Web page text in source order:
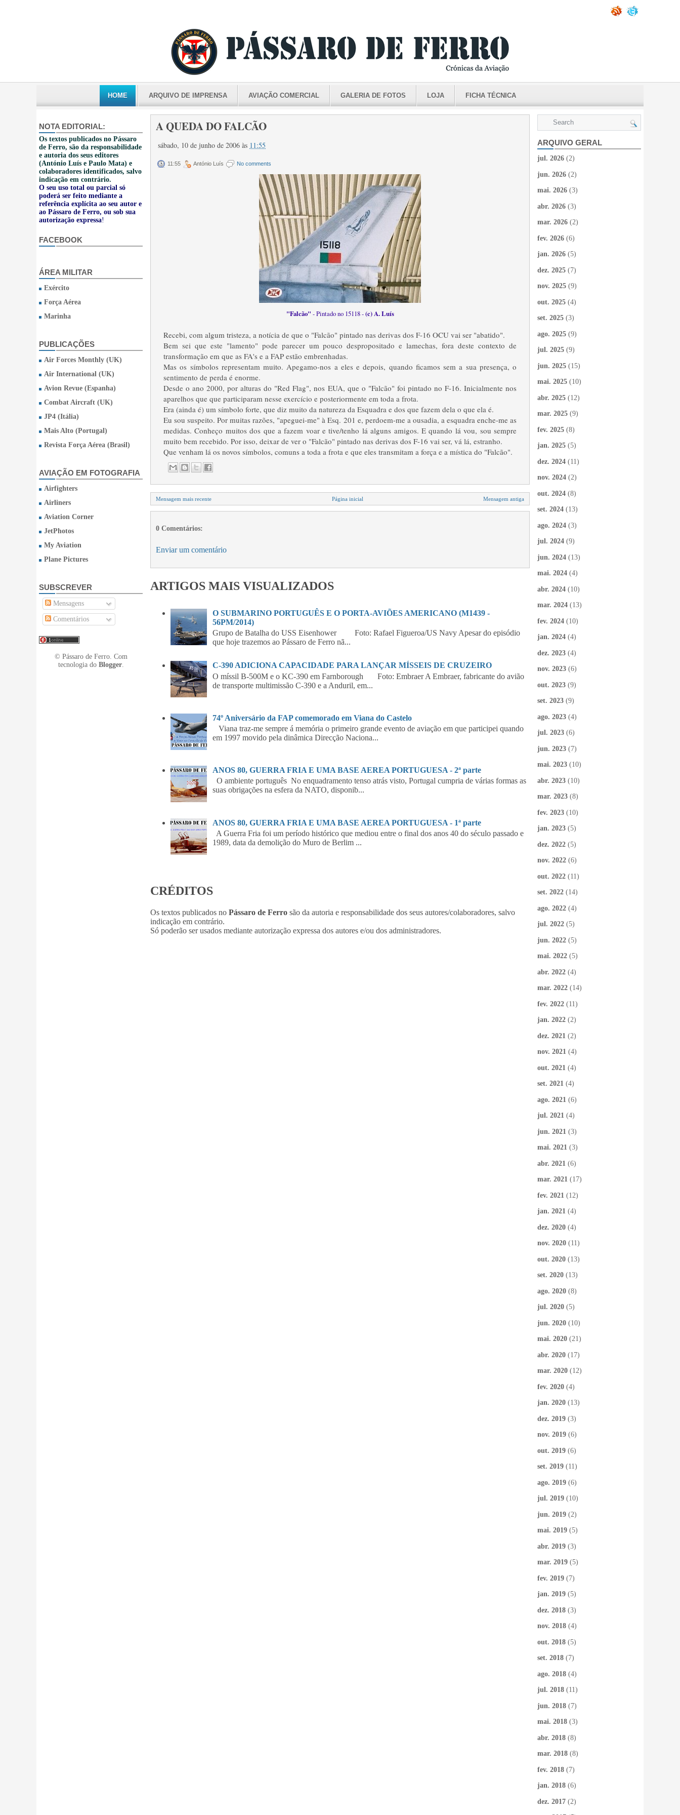
HOME ARQUIVO DE IMPRENSA AVIAÇÃO COMERCIAL GALERIA DE FOTOS LOJA FICHA TÉCNICA
NOTA EDITORIAL:
Os textos publicados no Pássaro
de Ferro, são da responsabilidade
e autoria dos seus editores
(António Luís e Paulo Mata) e
colaboradores identificados, salvo
indicação em contrário.
O seu uso total ou parcial só
poderá ser feito mediante a
referência explícita ao seu autor e
ao Pássaro de Ferro, ou sob sua
autorização expressa!
FACEBOOK
ÁREA MILITAR
Exército
Força Aérea
Marinha
PUBLICAÇÕES
Air Forces Monthly (UK)
Air International (UK)
Avion Revue (Espanha)
Combat Aircraft (UK)
JP4 (Itália)
Mais Alto (Portugal)
Revista Força Aérea (Brasil)
AVIAÇÃO EM FOTOGRAFIA
Airfighters
Airliners
Aviation Corner
JetPhotos
My Aviation
Plane Pictures
SUBSCREVER
Mensagens
Comentários
© Pássaro de Ferro. Com
tecnologia do Blogger.
A QUEDA DO FALCÃO
sábado, 10 de junho de 2006 às 11:55
11:55 António Luís No comments
"Falcão" - Pintado no 15118 -(c) A. Luís
Recebi, com algum tristeza, a notícia de que o "Falcão" pintado nas derivas dos F-16 OCU vai ser "abatido".
Bem sei que este "lamento" pode parecer um pouco despropositado e lamechas, fora deste contexto de
transformação em que as FA's e a FAP estão embrenhadas.
Mas os símbolos representam muito. Apegamo-nos a eles e depois, quando ficamos sem a sua presença, o
sentimento de perda é enorme.
Desde o ano 2000, por alturas do "Red Flag", nos EUA, que o "Falcão" foi pintado no F-16. Inicialmente nos
aparelhos que que participaram nesse exercício e posteriormente em toda a frota.
Era (ainda é) um símbolo forte, que diz muito da natureza da Esquadra e dos que fazem dela o que ela é.
Eu sou suspeito. Por muitas razões, "apeguei-me" à Esq. 201 e, perdoem-me a ousadia, a esquadra enche-me as
medidas. Conheço muitos dos que a fazem voar e tive/tenho lá alguns amigos. E quando lá vou, sou sempre
muito bem recebido. Por isso, deixar de ver o "Falcão" pintado nas derivas dos F-16 vai ser, vá lá, estranho.
Que venham lá os novos símbolos, comuns a toda a frota e que eles transmitam a força e a mística do "Falcão".
Mensagem mais recente Mensagem antiga
Página inicial
0 Comentários:
Enviar um comentário
ARTIGOS MAIS VISUALIZADOS
O SUBMARINO PORTUGUÊS E O PORTA-AVIÕES AMERICANO (M1439 -
56PM/2014)
Grupo de Batalha do USS Eisenhower Foto: Rafael Figueroa/US Navy Apesar do episódio
que hoje trazemos ao Pássaro de Ferro nã...
C-390 ADICIONA CAPACIDADE PARA LANÇAR MÍSSEIS DE CRUZEIRO
O míssil B-500M e o KC-390 em Farnborough Foto: Embraer A Embraer, fabricante do avião
de transporte multimissão C-390 e a Anduril, em...
74º Aniversário da FAP comemorado em Viana do Castelo
Viana traz-me sempre á memória o primeiro grande evento de aviação em que participei quando
em 1997 movido pela dinâmica Direcção Naciona...
ANOS 80, GUERRA FRIA E UMA BASE AEREA PORTUGUESA - 2ª parte
O ambiente português No enquadramento tenso atrás visto, Portugal cumpria de várias formas as
suas obrigações na esfera da NATO, disponib...
ANOS 80, GUERRA FRIA E UMA BASE AEREA PORTUGUESA - 1ª parte
A Guerra Fria foi um período histórico que mediou entre o final dos anos 40 do século passado e
1989, data da demolição do Muro de Berlim ...
CRÉDITOS
Os textos publicados no Pássaro de Ferro são da autoria e responsabilidade dos seus autores/colaboradores, salvo
indicação em contrário.
Só poderão ser usados mediante autorização expressa dos autores e/ou dos administradores.
ARQUIVO GERAL
jul. 2026 (2)
jun. 2026 (2)
mai. 2026 (3)
abr. 2026 (3)
mar. 2026 (2)
fev. 2026 (6)
jan. 2026 (5)
dez. 2025 (7)
nov. 2025 (9)
out. 2025 (4)
set. 2025 (3)
ago. 2025 (9)
jul. 2025 (9)
jun. 2025 (15)
mai. 2025 (10)
abr. 2025 (12)
mar. 2025 (9)
fev. 2025 (8)
jan. 2025 (5)
dez. 2024 (11)
nov. 2024 (2)
out. 2024 (8)
set. 2024 (13)
ago. 2024 (3)
jul. 2024 (9)
jun. 2024 (13)
mai. 2024 (4)
abr. 2024 (10)
mar. 2024 (13)
fev. 2024 (10)
jan. 2024 (4)
dez. 2023 (4)
nov. 2023 (6)
out. 2023 (9)
set. 2023 (9)
ago. 2023 (4)
jul. 2023 (6)
jun. 2023 (7)
mai. 2023 (10)
abr. 2023 (10)
mar. 2023 (8)
fev. 2023 (10)
jan. 2023 (5)
dez. 2022 (5)
nov. 2022 (6)
out. 2022 (11)
set. 2022 (14)
ago. 2022 (4)
jul. 2022 (5)
jun. 2022 (5)
mai. 2022 (5)
abr. 2022 (4)
mar. 2022 (14)
fev. 2022 (11)
jan. 2022 (2)
dez. 2021 (2)
nov. 2021 (4)
out. 2021 (4)
set. 2021 (4)
ago. 2021 (6)
jul. 2021 (4)
jun. 2021 (3)
mai. 2021 (3)
abr. 2021 (6)
mar. 2021 (17)
fev. 2021 (12)
jan. 2021 (4)
dez. 2020 (4)
nov. 2020 (11)
out. 2020 (13)
set. 2020 (13)
ago. 2020 (8)
jul. 2020 (5)
jun. 2020 (10)
mai. 2020 (21)
abr. 2020 (17)
mar. 2020 (12)
fev. 2020 (4)
jan. 2020 (13)
dez. 2019 (3)
nov. 2019 (6)
out. 2019 (6)
set. 2019 (11)
ago. 2019 (6)
jul. 2019 (10)
jun. 2019 (2)
mai. 2019 (5)
abr. 2019 (3)
mar. 2019 (5)
fev. 2019 (7)
jan. 2019 (5)
dez. 2018 (3)
nov. 2018 (4)
out. 2018 (5)
set. 2018 (7)
ago. 2018 (4)
jul. 2018 (11)
jun. 2018 (7)
mai. 2018 (3)
abr. 2018 (8)
mar. 2018 (8)
fev. 2018 (7)
jan. 2018 (6)
dez. 2017 (2)